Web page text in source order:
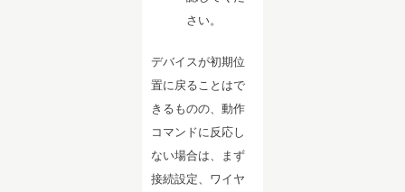
さい。
デバイスが初期位
置に戻ることはで
きるものの、動作
コマンドに反応し
ない場合は、まず
接続設定、ワイヤ